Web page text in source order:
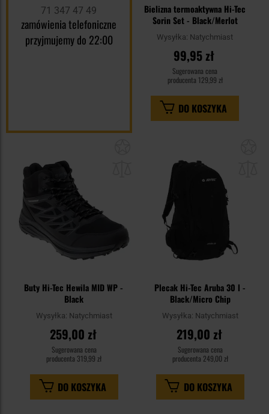
71 347 47 49
zamówienia telefoniczne
przyjmujemy do 22:00
Bielizna termoaktywna Hi-Tec
Sorin Set - Black/Merlot
Wysyłka: Natychmiast
99,95 zł
Sugerowana cena
producenta 129,99 zł
DO KOSZYKA
schowka
Buty Hi-Tec Hewila MID WP -
Black
Wysyłka: Natychmiast
259,00 zł
Sugerowana cena
producenta 319,99 zł
DO KOSZYKA
Plecak Hi-Tec Aruba 30 l -
Black/Micro Chip
Wysyłka: Natychmiast
219,00 zł
Sugerowana cena
producenta 249,00 zł
DO KOSZYKA